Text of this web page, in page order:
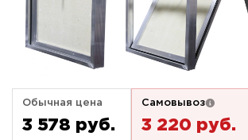
Обычная цена
3 578 pуб.
Самовывоз
3 220 pуб.